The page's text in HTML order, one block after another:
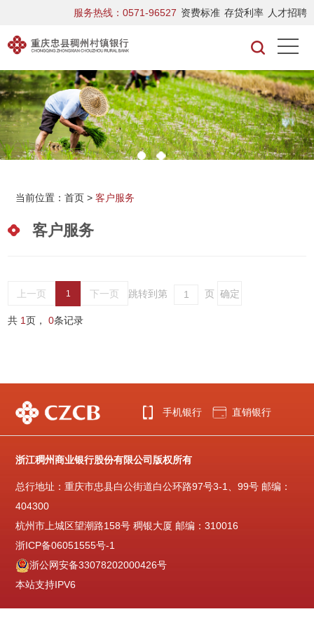
服务热线：0571-96527 资费标准 存贷利率 人才招聘
当前位置：首页 >客户服务
客户服务
上一页 1 下一页 跳转到第 页
共 1页，0条记录
手机银行 直销银行
浙江稠州商业银行股份有限公司版权所有
总行地址：重庆市忠县白公街道白公环路97号3-1、99号 邮编：
404300
杭州市上城区望潮路158号 稠银大厦 邮编：310016
浙ICP备06051555号-1
浙公网安备33078202000426号
本站支持IPV6